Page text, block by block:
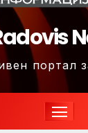
портал